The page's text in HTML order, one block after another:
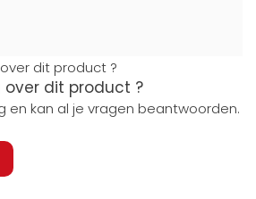
over dit product ?
en kan al je vragen beantwoorden.